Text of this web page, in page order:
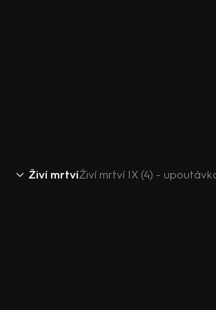
Živí mrtvíŽiví mrtví IX (4) -